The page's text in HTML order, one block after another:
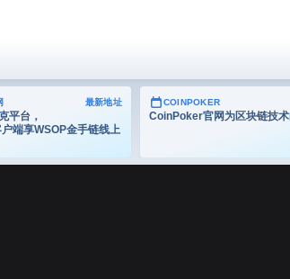
最新地址
平台，
端享WSOP金手链线上
COINPOKER
CoinPoker官网为区块链技